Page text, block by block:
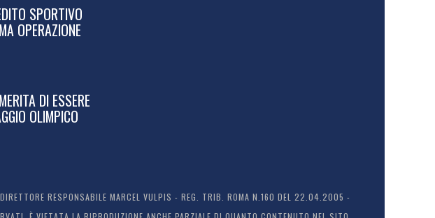
SPORTIVO
OPERAZIONE
DI ESSERE
OLIMPICO
RESPONSABILE MARCEL VULPIS - REG. TRIB. ROMA N.160 DEL 22.04.2005 -